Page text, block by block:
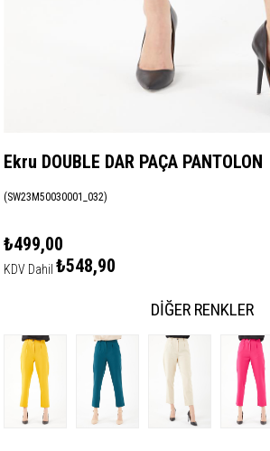
Ekru DOUBLE DAR PAÇA PANTOLON
(SW23M50030001_032)
₺499,00
KDV Dahil ₺548,90
DIĞER RENKLER